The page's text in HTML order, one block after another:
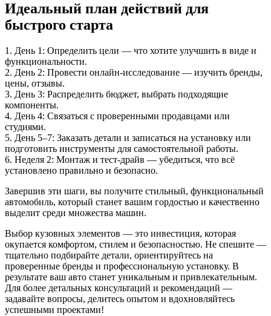
Идеальный план действий для
быстрого старта
1. День 1: Определить цели — что хотите улучшить в виде и
функциональности.
2. День 2: Провести онлайн-исследование — изучить бренды,
цены, отзывы.
3. День 3: Распределить бюджет, выбрать подходящие
компоненты.
4. День 4: Связаться с проверенными продавцами или
студиями.
5. День 5–7: Заказать детали и записаться на установку или
подготовить инструменты для самостоятельной работы.
6. Неделя 2: Монтаж и тест-драйв — убедиться, что всё
установлено правильно и безопасно.
Завершив эти шаги, вы получите стильный, функциональный
автомобиль, который станет вашим гордостью и качественно
выделит среди множества машин.
Выбор кузовных элементов — это инвестиция, которая
окупается комфортом, стилем и безопасностью. Не спешите —
тщательно подбирайте детали, ориентируйтесь на
проверенные бренды и профессиональную установку. В
результате ваш авто станет уникальным и привлекательным.
Для более детальных консультаций и рекомендаций —
задавайте вопросы, делитесь опытом и вдохновляйтесь
успешными проектами!